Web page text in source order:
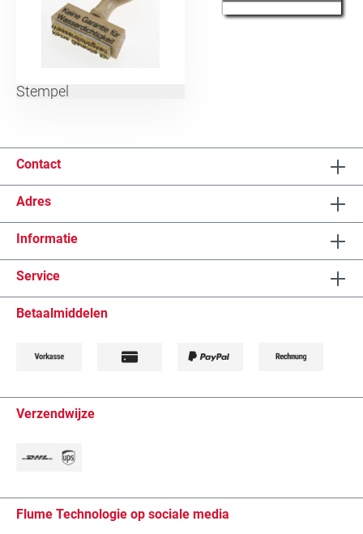
Stempel
Contact
Adres
Informatie
Service
Betaalmiddelen
Verzendwijze
Flume Technologie op sociale media